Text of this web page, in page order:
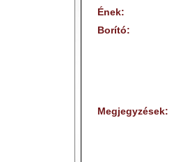
Ének:
Borító:
Megjegyzések: